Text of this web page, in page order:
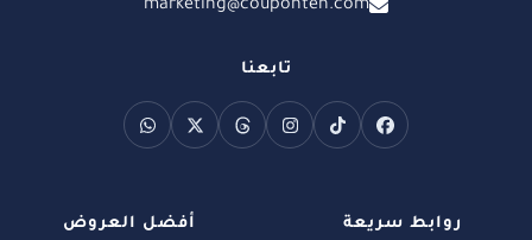
marketing@couponten.com
تابعنا
روابط سريعة أفضل العروض